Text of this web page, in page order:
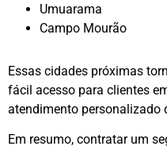
Umuarama
Campo Mourão
Essas cidades próximas
fácil acesso para clientes
atendimento personalizado
Em resumo, contratar um